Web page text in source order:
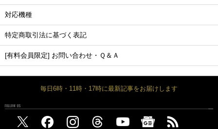
対応機種
特定商取引法に基づく表記
[有料会員限定] お問い合わせ・Ｑ＆Ａ
毎日6時・11時・17時に最新記事をお届けします
FOLLOW US